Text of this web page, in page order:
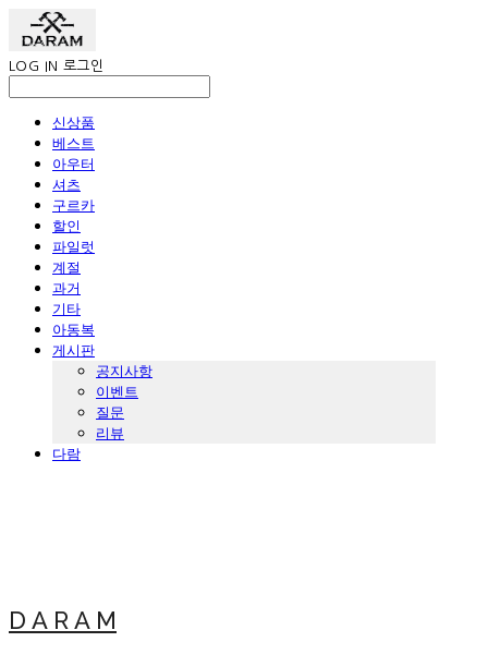
LOG IN 로그인
신상품
베스트
아우터
셔츠
구르카
할인
파일럿
계절
과거
기타
아동복
게시판
공지사항
이벤트
질문
리뷰
다람
D A R A M